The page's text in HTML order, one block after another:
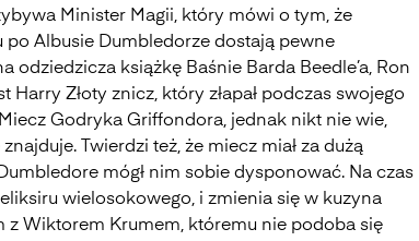
Minister Magii, który mówi o tym, że
po Albusie Dumbledorze dostają pewne
odziedzicza książkę Baśnie Barda Beedle’a, Ron
Harry Złoty znicz, który złapał podczas swojego
Godryka Griffondora, jednak nikt nie wie,
Twierdzi też, że miecz miał za dużą
mógł nim sobie dysponować. Na czas
wielosokowego, i zmienia się w kuzyna
z Wiktorem Krumem, któremu nie podoba się